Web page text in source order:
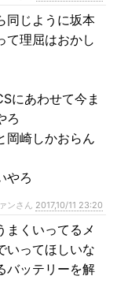
同じように坂本
て理屈はおかし
にあわせて今ま
ろ
岡崎しかおらん
やろ
ンさん 2017,10/11 23:20
まくいってるメ
いってほしいな
バッテリーを解